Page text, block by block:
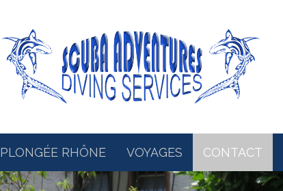
PLONGÉE RHÔNE VOYAGES CONTACT